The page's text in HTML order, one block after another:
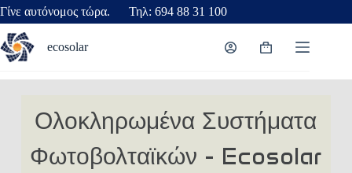
Γίνε αυτόνομος τώρα. Τηλ: 694 88 31 100
ecosolar
Ολοκληρωμένα Συστήματα
Φωτοβολταϊκών - Ecosolar